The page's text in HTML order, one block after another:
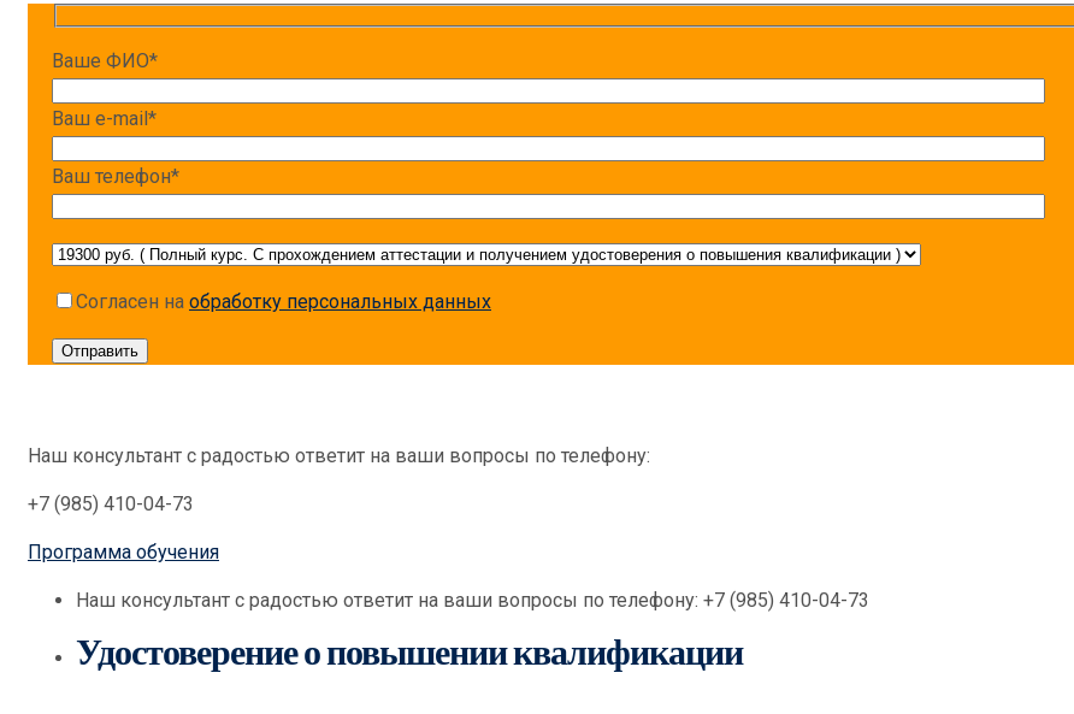
Ваше ФИО*
Ваш e-mail*
Ваш телефон*
Согласен на обработку персональных данных
Наш консультант с радостью ответит на ваши вопросы по телефону:
+7 (985) 410-04-73
Программа обучения
Наш консультант с радостью ответит на ваши вопросы по телефону: +7 (985) 410-04-73
Удостоверение о повышении квалификации